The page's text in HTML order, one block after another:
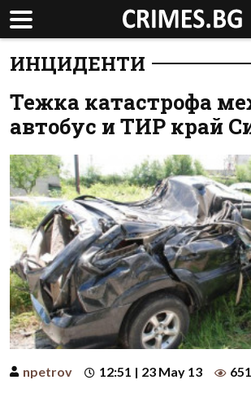
ИНЦИДЕНТИ
Тежка катастрофа
автобус и ТИР край
npetrov 12:51 | 23 May 13 651